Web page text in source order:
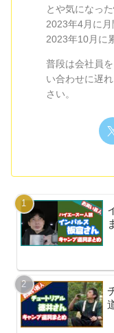
とや気になっ
2023年4月に月
2023年10月に
普段は会社員
い合わせに遅
さい。